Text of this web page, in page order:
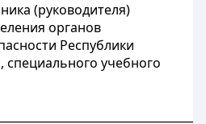
(руководителя)
органов
Республики
специального учебного